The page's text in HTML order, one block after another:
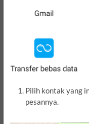
Pilih kontak yang
pesannya.